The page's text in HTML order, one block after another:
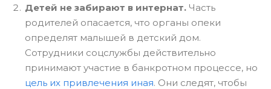
Детей не забирают в интернат. Часть
родителей опасается, что органы опеки
определят малышей в детский дом.
Сотрудники соцслужбы действительно
принимают участие в банкротном процессе, но
цель их привлечения иная. Они следят, чтобы